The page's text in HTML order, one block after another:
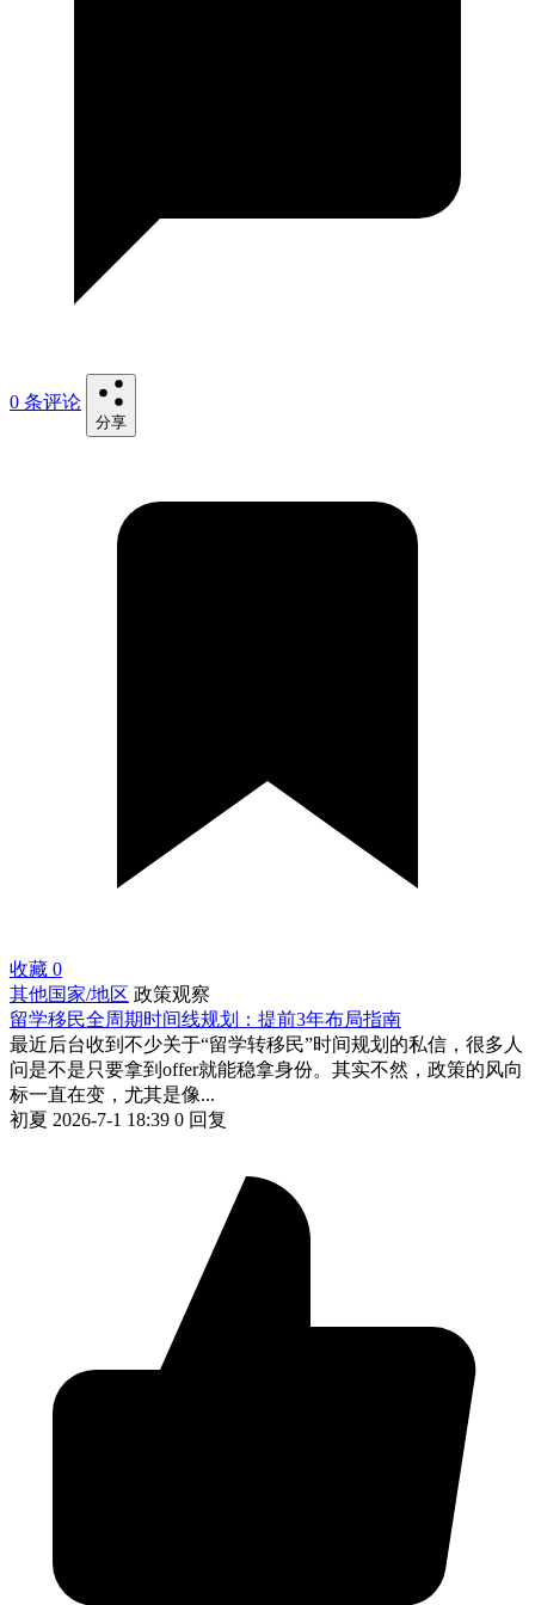
0 条评论
分享
收藏 0
其他国家/地区 政策观察
留学移民全周期时间线规划：提前3年布局指南
最近后台收到不少关于“留学转移民”时间规划的私信，很多人
问是不是只要拿到offer就能稳拿身份。其实不然，政策的风向
标一直在变，尤其是像...
初夏 2026-7-1 18:39 0 回复